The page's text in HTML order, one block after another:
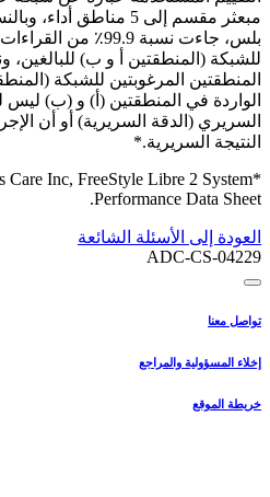
بلس، جاءت نسبة
المنطقتين المرغوبتين للشبكة
الواردة في المنطقتين (أ) و (ب) ليس
السريري (الدقة السريرية) أو أن
النتيجة السريرية.*
Care Inc, FreeStyle Libre 2 System
Performance Data Sheet.
العودة إلى الأسئلة الشائعة
ADC-CS-04229
تواصل معنا
إخلاء المسؤولية والمراجع
خريطة الموقع